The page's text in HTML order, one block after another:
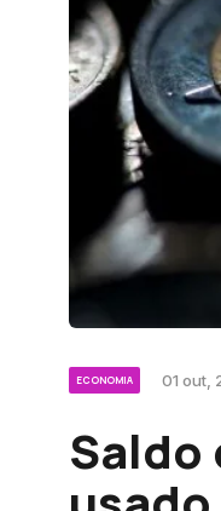
ECONOMIA 01 out,
Saldo